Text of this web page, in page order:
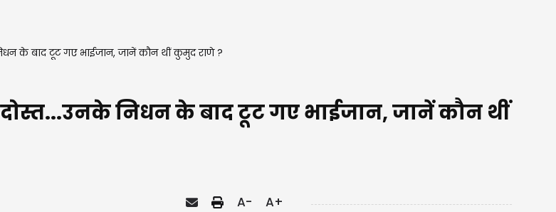
के बाद टूट गए भाईजान, जानें कौन थीं कुमुद राणे ?
निधन के बाद टूट गए भाईजान, जानें कौन थीं
A- A+